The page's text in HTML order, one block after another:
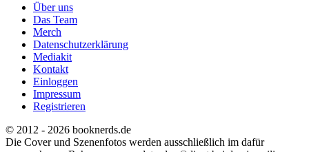
Über uns
Das Team
Merch
Datenschutzerklärung
Mediakit
Kontakt
Einloggen
Impressum
Registrieren
© 2012 - 2026 booknerds.de
Die Cover und Szenenfotos werden ausschließlich im dafür